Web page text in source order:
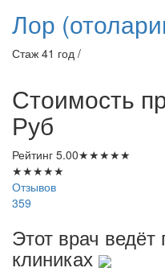
Лор
Стаж 41 год /
Стоимость
Руб
Рейтинг 5.00★★★★★
★★★★★
Отзывов
359
Этот врач
клиниках